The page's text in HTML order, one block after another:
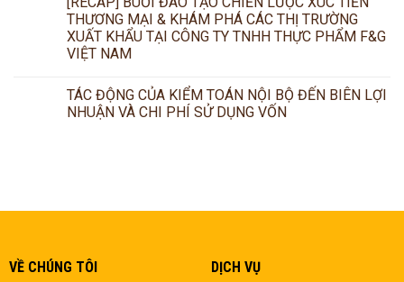
THƯƠNG MẠI & KHÁM PHÁ CÁC THỊ TRƯỜNG
XUẤT KHẨU TẠI CÔNG TY TNHH THỰC PHẨM F&G
VIỆT NAM
TÁC ĐỘNG CỦA KIỂM TOÁN NỘI BỘ ĐẾN BIÊN LỢI
NHUẬN VÀ CHI PHÍ SỬ DỤNG VỐN
VỀ CHÚNG TÔI DỊCH VỤ